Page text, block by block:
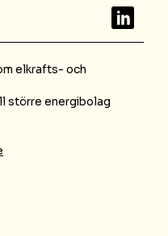
LinkedIn
elkrafts- och
större energibolag